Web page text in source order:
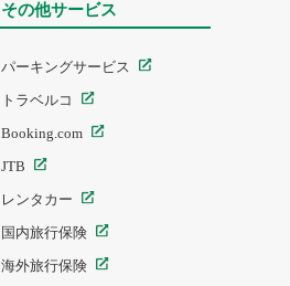
その他サービス
パーキングサービス
トラベルコ
Booking.com
JTB
レンタカー
国内旅行保険
海外旅行保険